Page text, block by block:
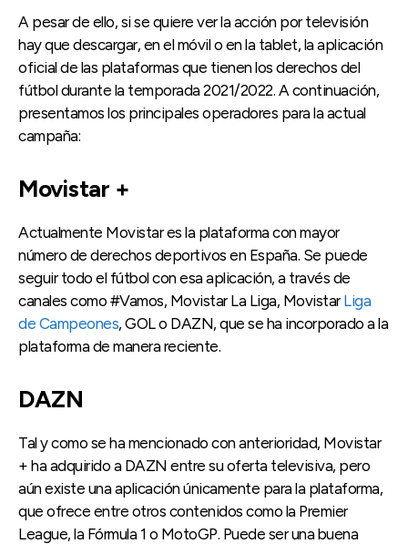
A pesar de ello, si se quiere ver la acción por televisión
hay que descargar, en el móvil o en la tablet, la aplicación
oficial de las plataformas que tienen los derechos del
fútbol durante la temporada 2021/2022. A continuación,
presentamos los principales operadores para la actual
campaña:
Movistar +
Actualmente Movistar es la plataforma con mayor
número de derechos deportivos en España. Se puede
seguir todo el fútbol con esa aplicación, a través de
canales como #Vamos, Movistar La Liga, MovistarLiga
de Campeones, GOL o DAZN, que se ha incorporado a la
plataforma de manera reciente.
DAZN
Tal y como se ha mencionado con anterioridad, Movistar
+ ha adquirido a DAZN entre su oferta televisiva, pero
aún existe una aplicación únicamente para la plataforma,
que ofrece entre otros contenidos como la Premier
League, la Fórmula 1 o MotoGP. Puede ser una buena